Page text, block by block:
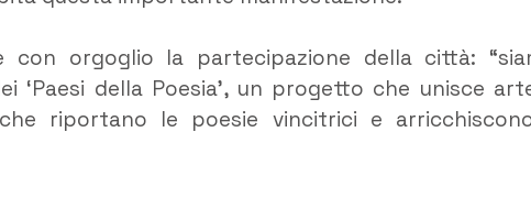
con orgoglio la partecipazione della città:
‘Paesi della Poesia’, un progetto che unisce
riportano le poesie vincitrici e